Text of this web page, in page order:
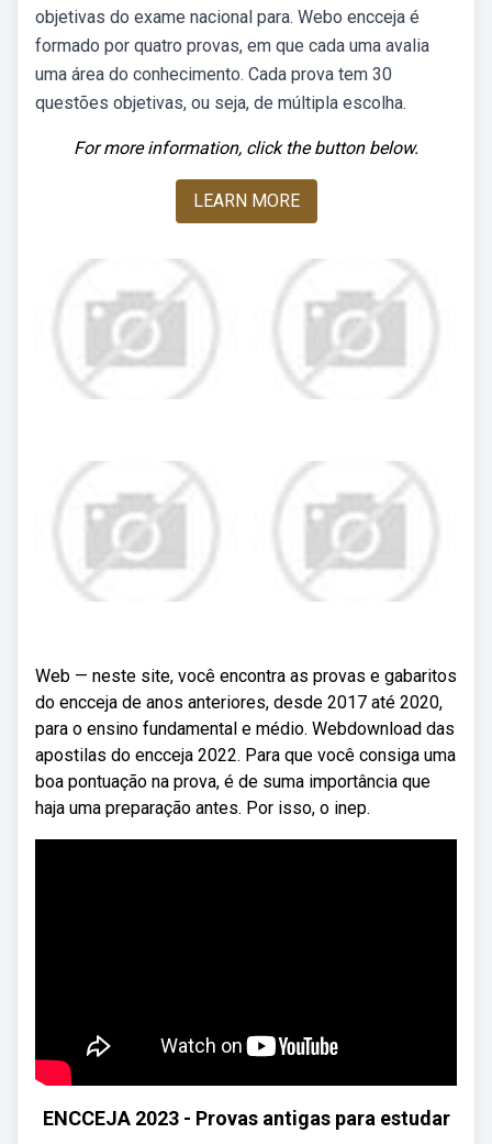
objetivas do exame nacional para. Webo encceja é
formado por quatro provas, em que cada uma avalia
uma área do conhecimento. Cada prova tem 30
questões objetivas, ou seja, de múltipla escolha.
For more information, click the button below.
LEARN MORE
Web — neste site, você encontra as provas e gabaritos
do encceja de anos anteriores, desde 2017 até 2020,
para o ensino fundamental e médio. Webdownload das
apostilas do encceja 2022. Para que você consiga uma
boa pontuação na prova, é de suma importância que
haja uma preparação antes. Por isso, o inep.
ENCCEJA 2023 - Provas antigas para estudar